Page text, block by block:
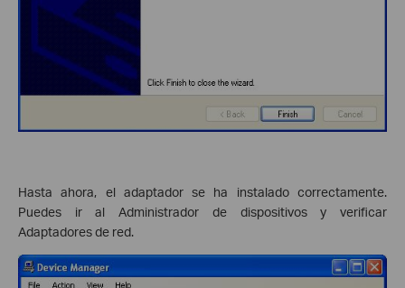
Hasta ahora, el adaptador se ha instalado correctamente.
Puedes ir al Administrador de dispositivos y verificar
Adaptadores de red.